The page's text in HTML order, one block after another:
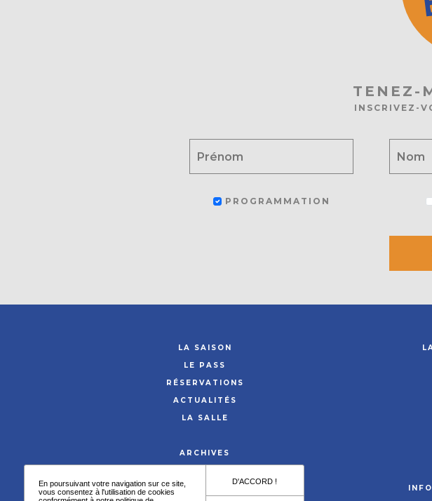
TENEZ-
INSCRIVEZ-
PROGRAMMATION
LA SAISON
LE PASS
RÉSERVATIONS
ACTUALITÉS
LA SALLE
ARCHIVES
En poursuivant votre navigation sur ce site,
vous consentez à l'utilisation de cookies
D'ACCORD !